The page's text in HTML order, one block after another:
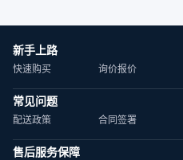
新手上路
快速购买 询价报价
常见问题
配送政策 合同签署
售后服务保障